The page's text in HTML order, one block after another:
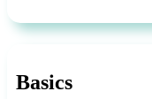
Basics